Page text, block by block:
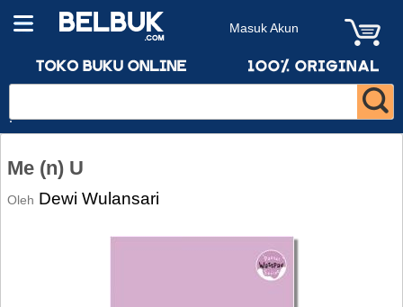
Masuk Akun
Me (n) U
Oleh Dewi Wulansari